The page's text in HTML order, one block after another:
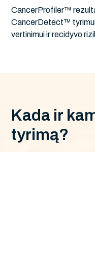
CancerProfiler™
CancerDetect™
vertinimui ir recidyvo
Kada ir ka
tyrimą?